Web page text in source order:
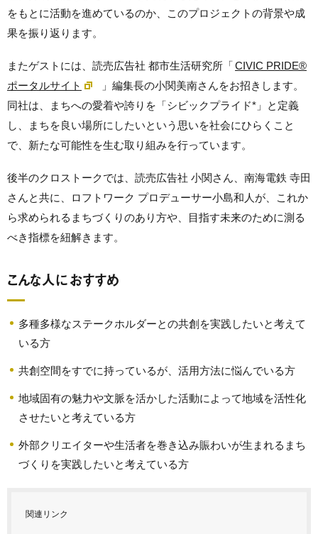
をもとに活動を進めているのか、このプロジェクトの背景や成
果を振り返ります。
またゲストには、読売広告社 都市生活研究所「CIVIC PRIDE®
ポータルサイト
」編集長の小関美南さんをお招きします。
同社は、まちへの愛着や誇りを「シビックプライド*」と定義
し、まちを良い場所にしたいという思いを社会にひらくこと
で、新たな可能性を生む取り組みを行っています。
後半のクロストークでは、読売広告社 小関さん、南海電鉄 寺田
さんと共に、ロフトワーク プロデューサー小島和人が、これか
ら求められるまちづくりのあり方や、目指す未来のために測る
べき指標を紐解きます。
こんな人におすすめ
多種多様なステークホルダーとの共創を実践したいと考えて
いる方
共創空間をすでに持っているが、活用方法に悩んでいる方
地域固有の魅力や文脈を活かした活動によって地域を活性化
させたいと考えている方
外部クリエイターや生活者を巻き込み賑わいが生まれるまち
づくりを実践したいと考えている方
関連リンク